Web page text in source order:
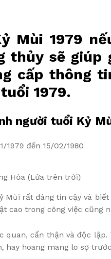
Mùi 1979
thủy sẽ giúp
cấp thông
1979.
người tuổi Kỷ
1979 đến 15/02/1980
Hỏa (Lửa trên trời)
Mùi rất đáng tin cậy và
cao trong công việc cũng
quan, cẩn thận và độc
hay hoang mang lo sợ